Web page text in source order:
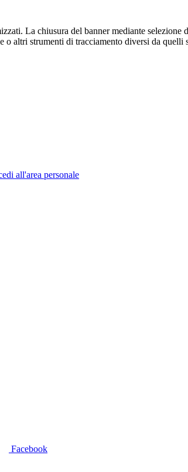
La chiusura del banner mediante
o altri strumenti di tracciamento diversi da quelli
all'area personale
Facebook